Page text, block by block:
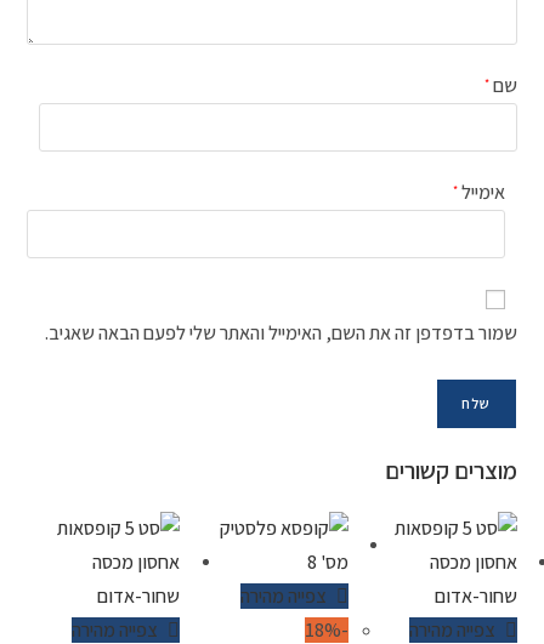
שם*
אימייל*
שמור בדפדפן זה את השם, האימייל והאתר שלי לפעם הבאה שאגיב.
מוצרים קשורים
צפייה מהירה
צפייה מהירה
-18%
צפייה מהירה